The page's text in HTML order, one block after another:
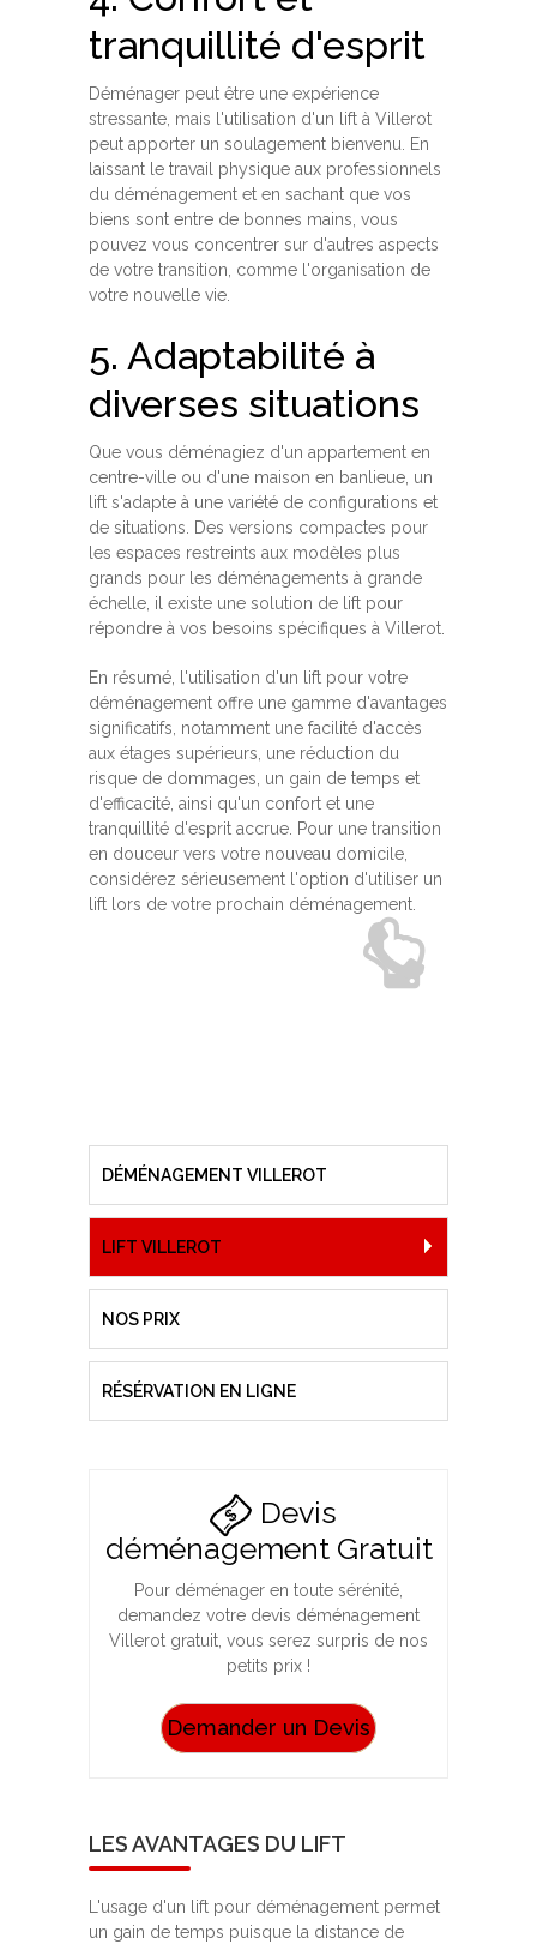
tranquillité d'esprit
Déménager peut être une expérience
stressante, mais l'utilisation d'un lift à Villerot
peut apporter un soulagement bienvenu. En
laissant le travail physique aux professionnels
du déménagement et en sachant que vos
biens sont entre de bonnes mains, vous
pouvez vous concentrer sur d'autres aspects
de votre transition, comme l'organisation de
votre nouvelle vie.
5. Adaptabilité à
diverses situations
Que vous déménagiez d'un appartement en
centre-ville ou d'une maison en banlieue, un
lift s'adapte à une variété de configurations et
de situations. Des versions compactes pour
les espaces restreints aux modèles plus
grands pour les déménagements à grande
échelle, il existe une solution de lift pour
répondre à vos besoins spécifiques à Villerot.
En résumé, l'utilisation d'un lift pour votre
déménagement offre une gamme d'avantages
significatifs, notamment une facilité d'accès
aux étages supérieurs, une réduction du
risque de dommages, un gain de temps et
d'efficacité, ainsi qu'un confort et une
tranquillité d'esprit accrue. Pour une transition
en douceur vers votre nouveau domicile,
considérez sérieusement l'option d'utiliser un
lift lors de votre prochain déménagement.
DÉMÉNAGEMENT VILLEROT
LIFT VILLEROT
NOS PRIX
RÉSÉRVATION EN LIGNE
Devis
déménagement Gratuit
Pour déménager en toute sérénité,
demandez votre devis déménagement
Villerot gratuit, vous serez surpris de nos
petits prix !
Demander un Devis
LES AVANTAGES DU LIFT
L'usage d'un lift pour déménagement permet
un gain de temps puisque la distance de